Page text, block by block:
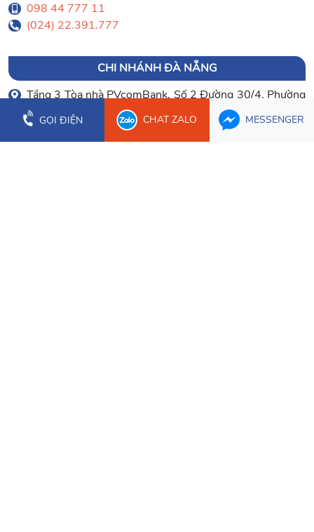
098 44 777 11
(024) 22.391.777
CHI NHÁNH ĐÀ NẴNG
Tầng 3 Tòa nhà PVcomBank, Số 2 Đường 30/4, Phường
Hòa Cường
0903 003 779
GỌI ĐIỆN CHAT ZALO MESSENGER